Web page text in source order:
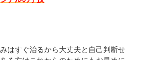
はすぐ治るから大丈夫と自己判断せ